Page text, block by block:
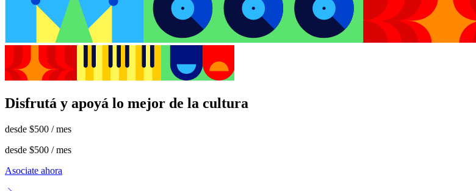
Disfrutá y apoyá lo mejor de la cultura
desde $500 / mes
desde $500 / mes
Asociate ahora